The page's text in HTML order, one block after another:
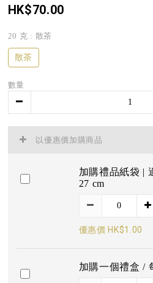
HK$70.00
20 克 : 散茶
散茶
數量
以優惠價加購商品
加購禮品紙袋 |
27 cm
優惠價 HK$1.00
加購一個禮盒 /